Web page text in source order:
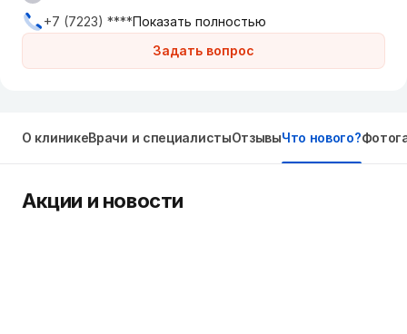
Задать вопрос
+7 (7223) ****Показать полностью
О клиникеВрачи и специалистыОтзывыЧто нового?
Акции и новости